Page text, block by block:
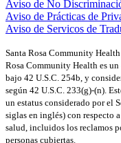
Aviso de No
Aviso de Prácticas de
Aviso de Servicos de
Santa Rosa Community
Rosa Community Health es
bajo 42 U.S.C. 254b, y
según 42 U.S.C. 233(g)-(n).
un estatus considerado por el
siglas en inglés) con respecto
salud, incluidos los reclamos
personas cubiertas.